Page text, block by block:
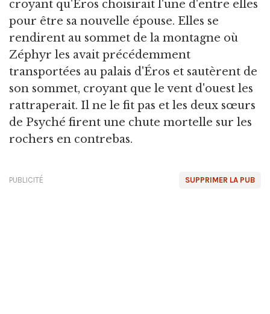
croyant qu'Éros choisirait l'une d'entre elles
pour être sa nouvelle épouse. Elles se
rendirent au sommet de la montagne où
Zéphyr les avait précédemment
transportées au palais d'Éros et sautèrent de
son sommet, croyant que le vent d'ouest les
rattraperait. Il ne le fit pas et les deux sœurs
de Psyché firent une chute mortelle sur les
rochers en contrebas.
SUPPRIMER LA PUB
PUBLICITÉ